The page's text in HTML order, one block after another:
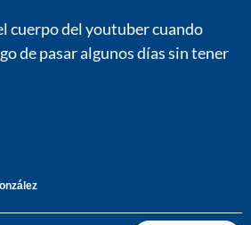
cuerpo del youtuber cuando
de pasar algunos días sin tener